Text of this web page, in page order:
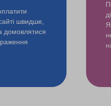
швидше,
домовлятися